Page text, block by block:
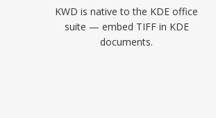
KWD is native to the KDE office
suite — embed TIFF in KDE
documents.